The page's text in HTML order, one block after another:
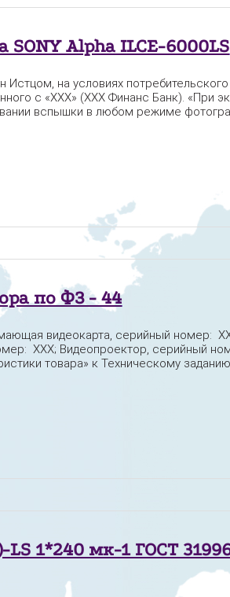
SONY Alpha ILCE-6000LS
Истцом, на условиях
с «XXX» (XXX Финанс Банк). «При
вспышки в любом режиме
по ФЗ - 44
видеокарта, серийный номер:
XXX; Видеопроектор, серийный
товара» к Техническому заданию
LS 1*240 мк-1 ГОСТ